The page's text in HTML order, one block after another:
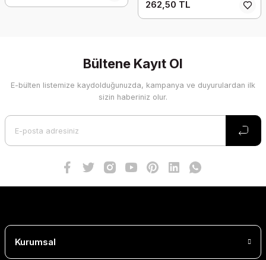
262,50 TL
Bültene Kayıt Ol
E-bülten listemize kaydolduğunuzda, kampanya ve duyurulardan ilk
sizin haberiniz olur.
Kurumsal